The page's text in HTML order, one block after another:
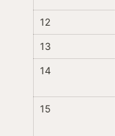
12
13
14
15